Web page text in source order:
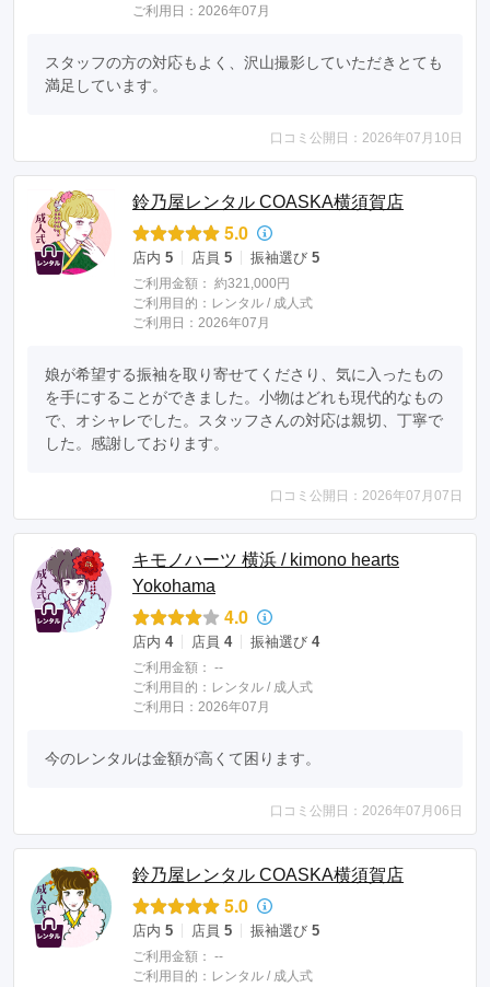
ご利用日：2026年07月
スタッフの方の対応もよく、沢山撮影していただきとても
満足しています。
口コミ公開日：2026年07月10日
鈴乃屋レンタル COASKA横須賀店
5.0
店内 5 店員 5 振袖選び 5
ご利用金額： 約321,000円
ご利用目的： レンタル / 成人式
ご利用日：2026年07月
娘が希望する振袖を取り寄せてくださり、気に入ったもの
を手にすることができました。小物はどれも現代的なもの
で、オシャレでした。スタッフさんの対応は親切、丁寧で
した。感謝しております。
口コミ公開日：2026年07月07日
キモノハーツ 横浜 / kimono hearts
Yokohama
4.0
店内 4 店員 4 振袖選び 4
ご利用金額： --
ご利用目的： レンタル / 成人式
ご利用日：2026年07月
今のレンタルは金額が高くて困ります。
口コミ公開日：2026年07月06日
鈴乃屋レンタル COASKA横須賀店
5.0
店内 5 店員 5 振袖選び 5
ご利用金額： --
ご利用目的： レンタル / 成人式